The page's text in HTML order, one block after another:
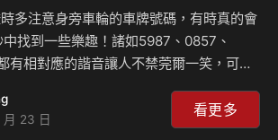
多注意身旁車輪的車牌號碼，有時真的會
找到一些樂趣！諸如5987、0857、
相對應的諧音讓人不禁莞爾一笑，可是
的是完美無缺的”天牌”嗎？就命理學來
挑還真是個學問，本集我們就輕鬆趣味的角
23 日
看更多